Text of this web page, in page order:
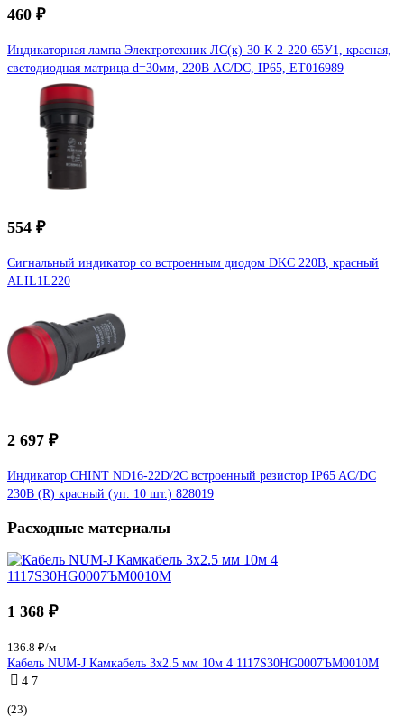
460 ₽
Индикаторная лампа Электротехник ЛС(к)-30-К-2-220-65У1, красная,
светодиодная матрица d=30мм, 220В AC/DC, IP65, ET016989
554 ₽
Сигнальный индикатор со встроенным диодом DKC 220В, красный
ALIL1L220
2 697 ₽
Индикатор CHINT ND16-22D/2C встроенный резистор IP65 AC/DC
230В (R) красный (уп. 10 шт.) 828019
Расходные материалы
1 368 ₽
136.8 ₽/м
Кабель NUM-J Камкабель 3x2.5 мм 10м 4 1117S30HG0007ЪM0010М
4.7
(23)